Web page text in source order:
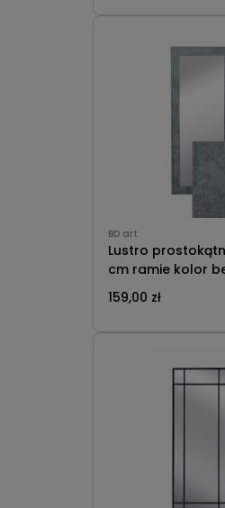
BD art
Lustro
cm ramie kolor
do salonu pokoju
przedpokoju B.D.
159,00 zł